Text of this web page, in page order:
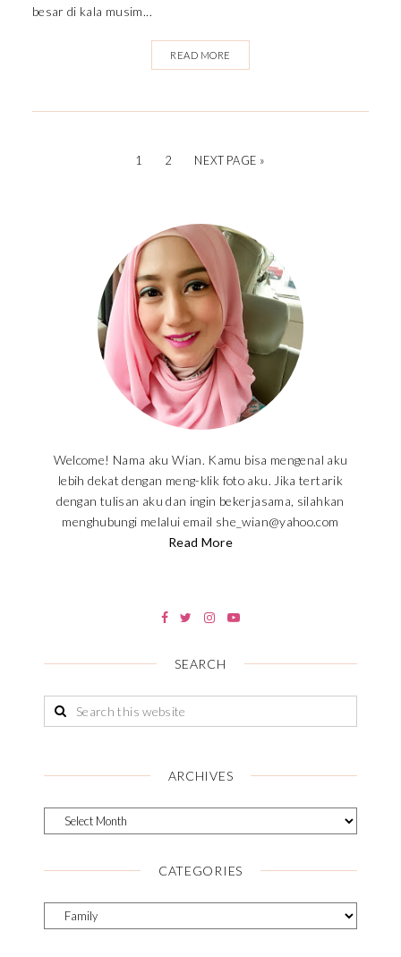
besar di kala musim...
READ MORE
1 2 NEXT PAGE »
Welcome! Nama aku Wian. Kamu bisa mengenal aku
lebih dekat dengan meng-klik foto aku. Jika tertarik
dengan tulisan aku dan ingin bekerjasama, silahkan
menghubungi melalui email she_wian@yahoo.com
Read More
SEARCH
ARCHIVES
CATEGORIES